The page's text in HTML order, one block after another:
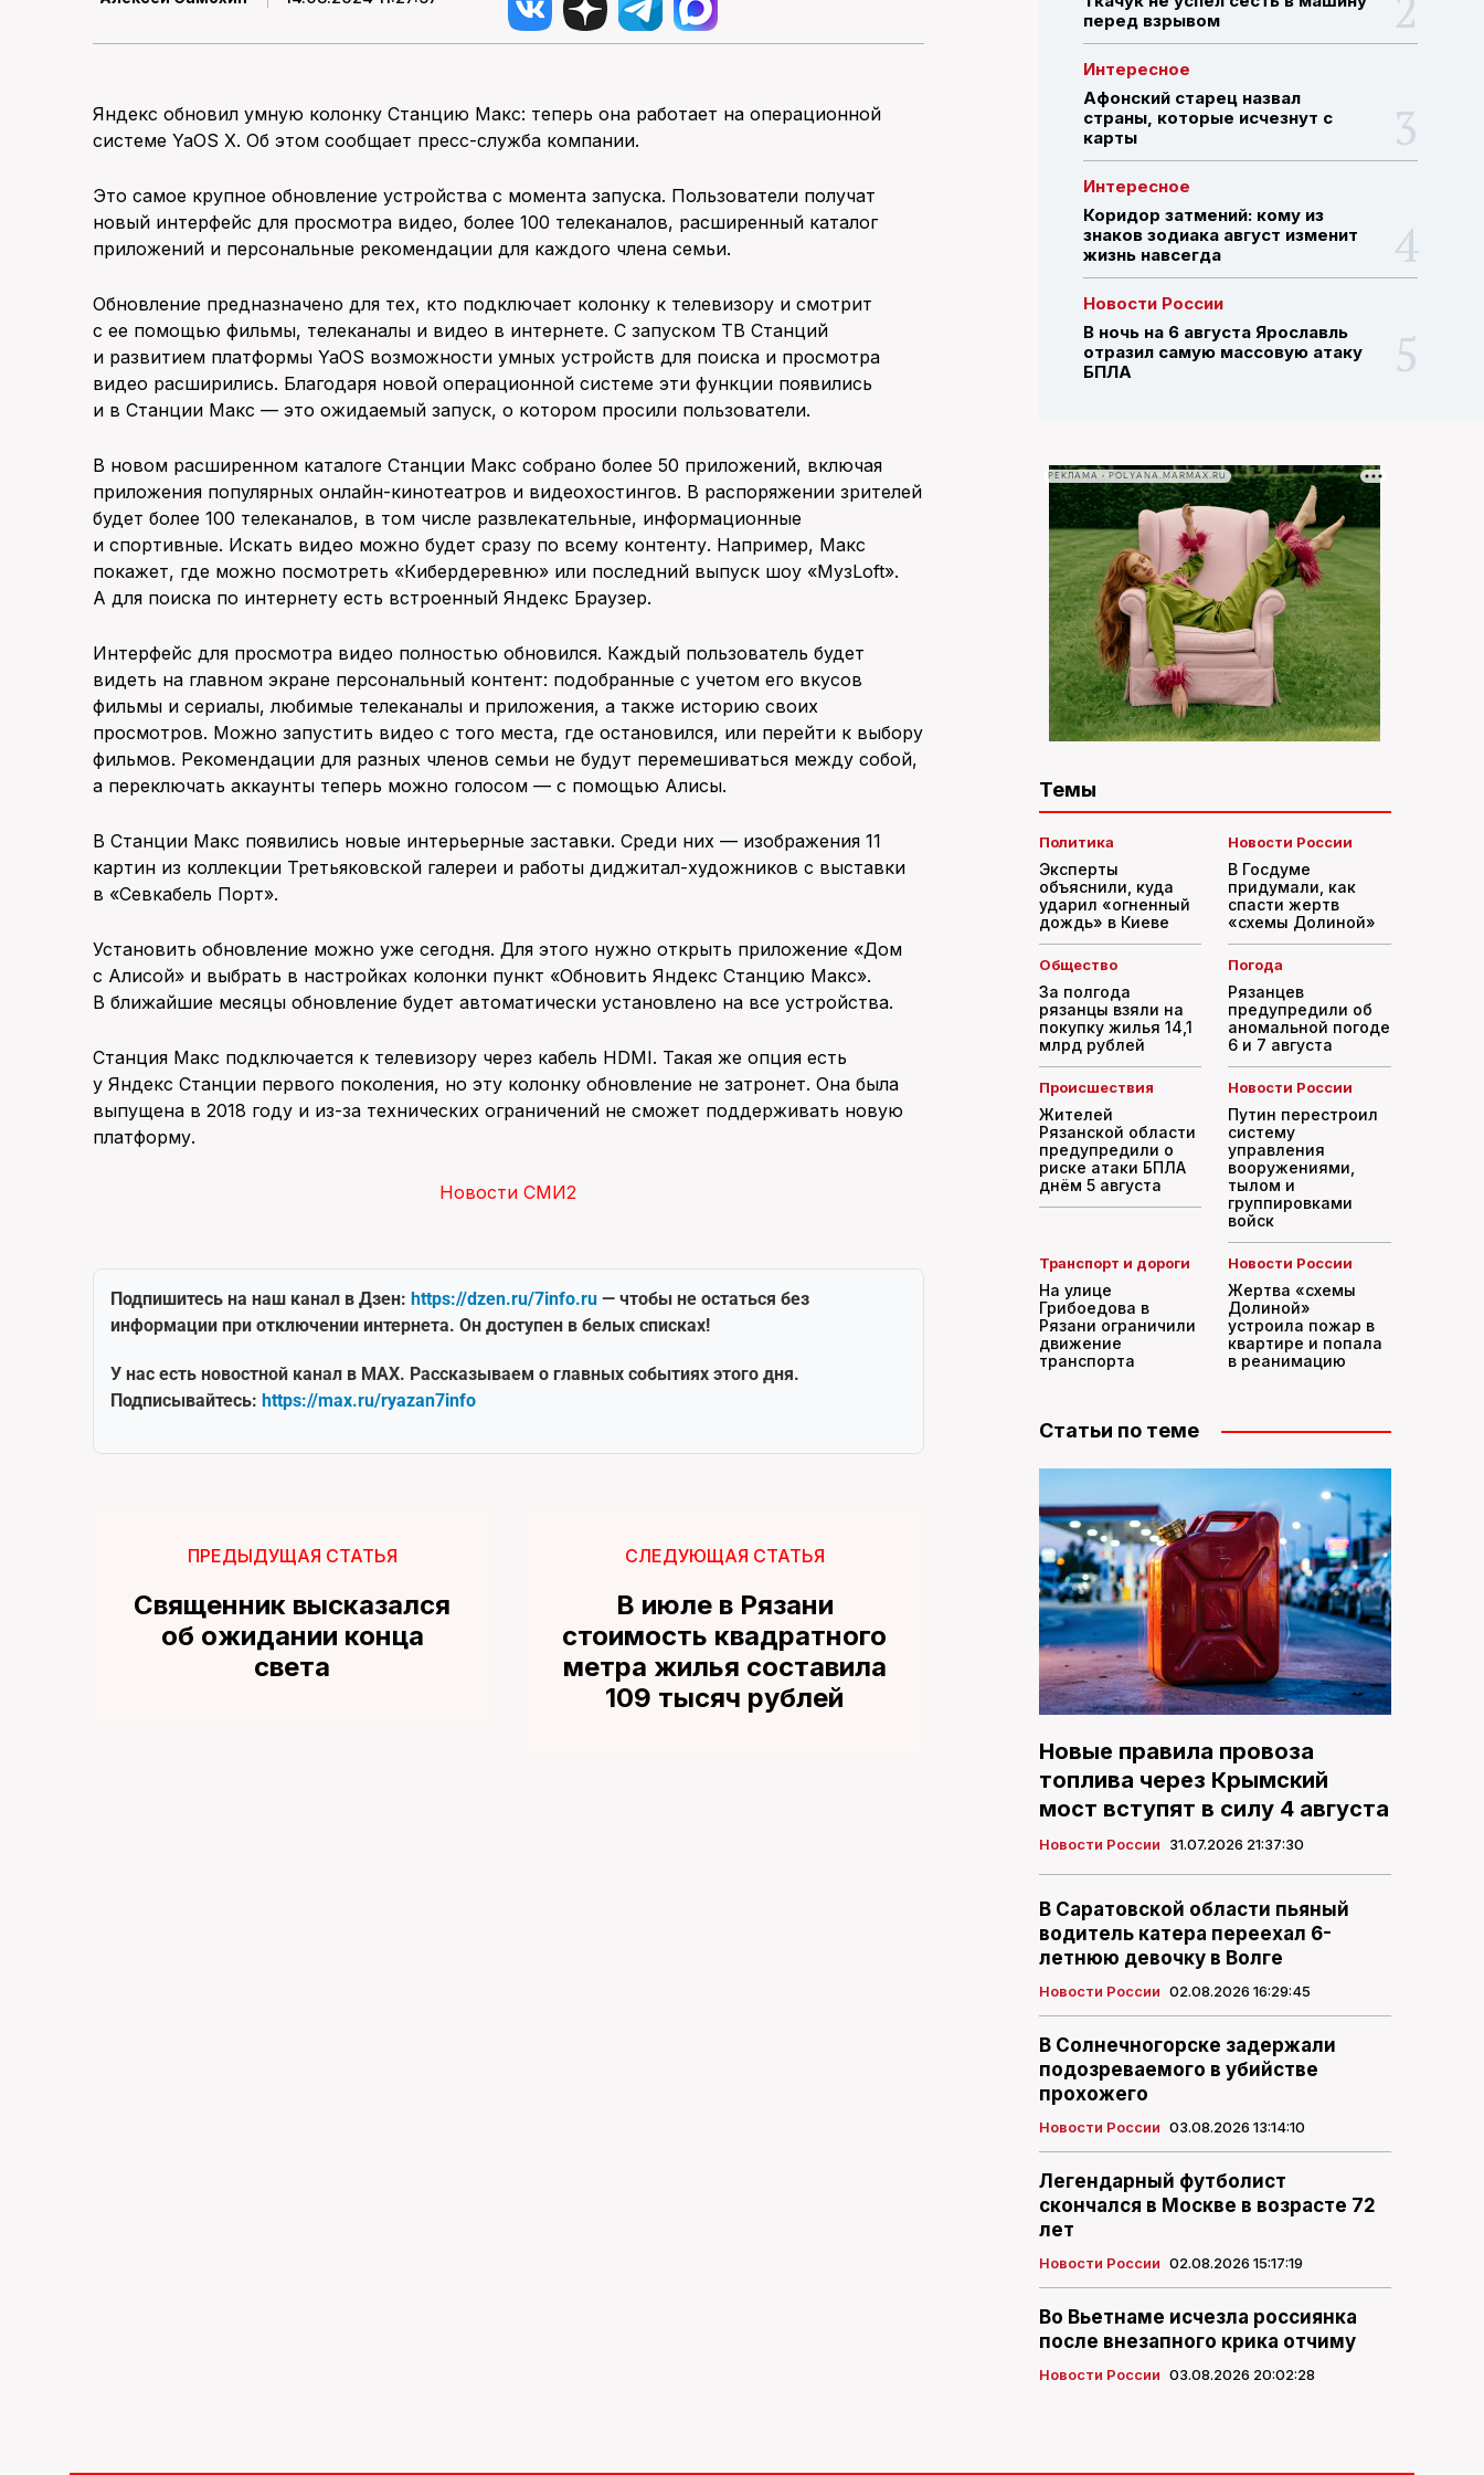
ПОИСК ПО САЙТУ
Яндекс обновил умную колонку Станцию Макс: теперь она работает на операционной
системе YaOS X. Об этом сообщает пресс-служба компании.
Это самое крупное обновление устройства с момента запуска. Пользователи получат
новый интерфейс для просмотра видео, более 100 телеканалов, расширенный каталог
приложений и персональные рекомендации для каждого члена семьи.
Обновление предназначено для тех, кто подключает колонку к телевизору и смотрит
с ее помощью фильмы, телеканалы и видео в интернете. C запуском ТВ Станций
и развитием платформы YaOS возможности умных устройств для поиска и просмотра
видео расширились. Благодаря новой операционной системе эти функции появились
и в Станции Макс — это ожидаемый запуск, о котором просили пользователи.
В новом расширенном каталоге Станции Макс собрано более 50 приложений, включая
приложения популярных онлайн-кинотеатров и видеохостингов. В распоряжении зрителей
будет более 100 телеканалов, в том числе развлекательные, информационные
и спортивные. Искать видео можно будет сразу по всему контенту. Например, Макс
покажет, где можно посмотреть «Кибердеревню» или последний выпуск шоу «МузLoft».
А для поиска по интернету есть встроенный Яндекс Браузер.
Интерфейс для просмотра видео полностью обновился. Каждый пользователь будет
видеть на главном экране персональный контент: подобранные с учетом его вкусов
фильмы и сериалы, любимые телеканалы и приложения, а также историю своих
просмотров. Можно запустить видео с того места, где остановился, или перейти к выбору
фильмов. Рекомендации для разных членов семьи не будут перемешиваться между собой,
а переключать аккаунты теперь можно голосом — с помощью Алисы.
В Станции Макс появились новые интерьерные заставки. Среди них — изображения 11
картин из коллекции Третьяковской галереи и работы диджитал-художников с выставки
в «Севкабель Порт».
Установить обновление можно уже сегодня. Для этого нужно открыть приложение «Дом
с Алисой» и выбрать в настройках колонки пункт «Обновить Яндекс Станцию Макс».
В ближайшие месяцы обновление будет автоматически установлено на все устройства.
Станция Макс подключается к телевизору через кабель HDMI. Такая же опция есть
у Яндекс Станции первого поколения, но эту колонку обновление не затронет. Она была
выпущена в 2018 году и из-за технических ограничений не сможет поддерживать новую
платформу.
Новости СМИ2
Подпишитесь на наш канал в Дзен: https://dzen.ru/7info.ru — чтобы не остаться без
информации при отключении интернета. Он доступен в белых списках!
У нас есть новостной канал в MAX. Рассказываем о главных событиях этого дня.
Подписывайтесь: https://max.ru/ryazan7info
ПРЕДЫДУЩАЯ СТАТЬЯ
Священник высказался
об ожидании конца
света
СЛЕДУЮЩАЯ СТАТЬЯ
В июле в Рязани
стоимость квадратного
метра жилья составила
109 тысяч рублей
перед взрывом
Интересное
Афонский старец назвал
страны, которые исчезнут с
карты
Интересное
Коридор затмений: кому из
знаков зодиака август изменит
жизнь навсегда
Новости России
В ночь на 6 августа Ярославль
отразил самую массовую атаку
БПЛА
РЕКЛАМА • POLYANA.MARMAX.RU
Темы
Политика
Эксперты
объяснили, куда
ударил «огненный
дождь» в Киеве
Новости России
В Госдуме
придумали, как
спасти жертв
«схемы Долиной»
Общество
За полгода
рязанцы взяли на
покупку жилья 14,1
млрд рублей
Погода
Рязанцев
предупредили об
аномальной погоде
6 и 7 августа
Происшествия
Жителей
Рязанской области
предупредили о
риске атаки БПЛА
днём 5 августа
Новости России
Путин перестроил
систему
управления
вооружениями,
тылом и
группировками
войск
Транспорт и дороги
На улице
Грибоедова в
Рязани ограничили
движение
транспорта
Новости России
Жертва «схемы
Долиной»
устроила пожар в
квартире и попала
в реанимацию
Статьи по теме
Новые правила провоза
топлива через Крымский
мост вступят в силу 4 августа
Новости России 31.07.2026 21:37:30
В Саратовской области пьяный
водитель катера переехал 6-
летнюю девочку в Волге
Новости России 02.08.2026 16:29:45
В Солнечногорске задержали
подозреваемого в убийстве
прохожего
Новости России 03.08.2026 13:14:10
Легендарный футболист
скончался в Москве в возрасте 72
лет
Новости России 02.08.2026 15:17:19
Во Вьетнаме исчезла россиянка
после внезапного крика отчиму
Новости России 03.08.2026 20:02:28